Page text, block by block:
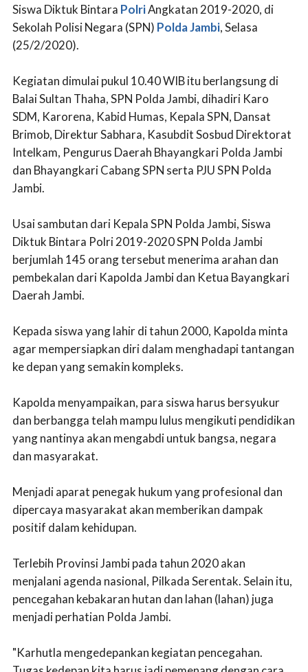
Siswa Diktuk Bintara PolriAngkatan 2019-2020, di
Sekolah Polisi Negara (SPN) Polda Jambi, Selasa
(25/2/2020).
Kegiatan dimulai pukul 10.40 WIB itu berlangsung di
Balai Sultan Thaha, SPN Polda Jambi, dihadiri Karo
SDM, Karorena, Kabid Humas, Kepala SPN, Dansat
Brimob, Direktur Sabhara, Kasubdit Sosbud Direktorat
Intelkam, Pengurus Daerah Bhayangkari Polda Jambi
dan Bhayangkari Cabang SPN serta PJU SPN Polda
Jambi.
Usai sambutan dari Kepala SPN Polda Jambi, Siswa
Diktuk Bintara Polri 2019-2020 SPN Polda Jambi
berjumlah 145 orang tersebut menerima arahan dan
pembekalan dari Kapolda Jambi dan Ketua Bayangkari
Daerah Jambi.
Kepada siswa yang lahir di tahun 2000, Kapolda minta
agar mempersiapkan diri dalam menghadapi tantangan
ke depan yang semakin kompleks.
Kapolda menyampaikan, para siswa harus bersyukur
dan berbangga telah mampu lulus mengikuti pendidikan
yang nantinya akan mengabdi untuk bangsa, negara
dan masyarakat.
Menjadi aparat penegak hukum yang profesional dan
dipercaya masyarakat akan memberikan dampak
positif dalam kehidupan.
Terlebih Provinsi Jambi pada tahun 2020 akan
menjalani agenda nasional, Pilkada Serentak. Selain itu,
pencegahan kebakaran hutan dan lahan (lahan) juga
menjadi perhatian Polda Jambi.
"Karhutla mengedepankan kegiatan pencegahan.